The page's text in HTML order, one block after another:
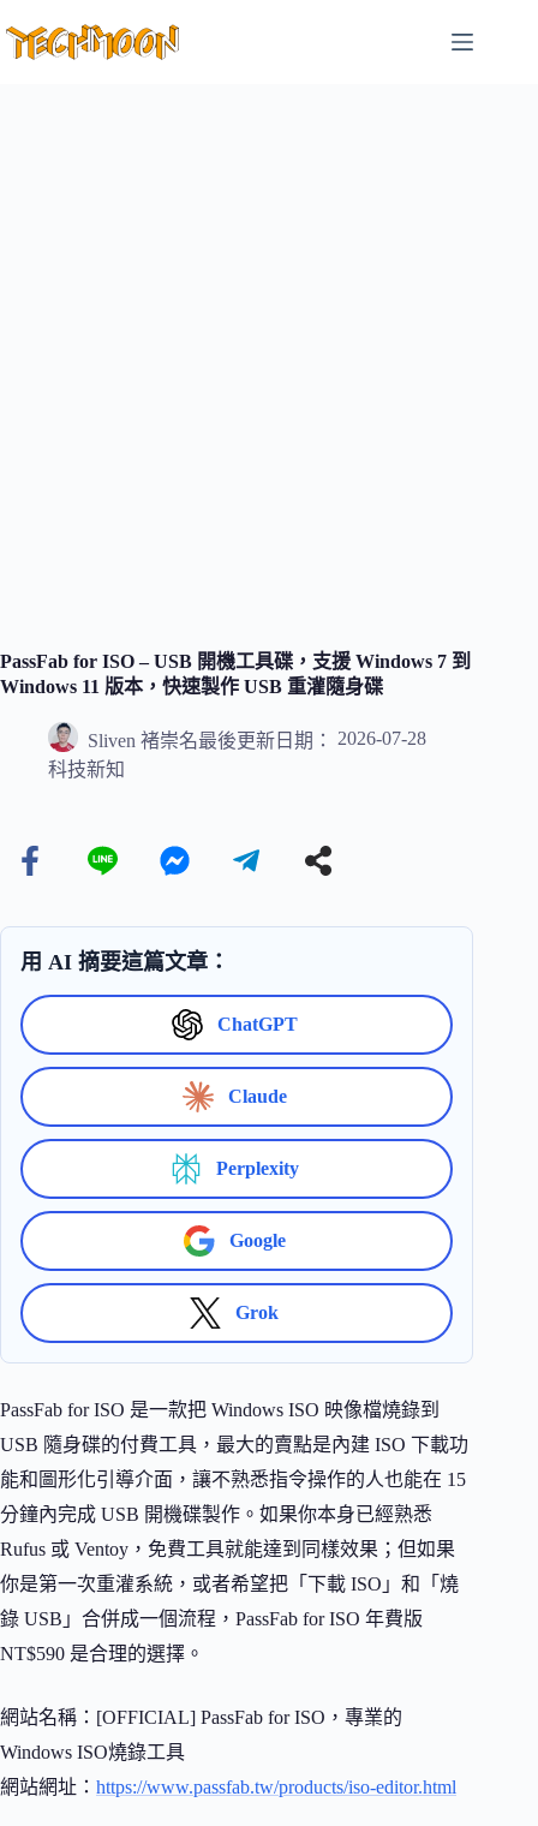
至
PassFab for ISO – USB 開機工具碟，支援 Windows 7 到
Windows 11 版本，快速製作 USB 重灌隨身碟
Sliven 褚崇名最後更新日期：
2026-07-28
科技新知
用 AI 摘要這篇文章：
ChatGPT
Claude
Perplexity
Google
Grok
PassFab for ISO 是一款把 Windows ISO 映像檔燒錄到
USB 隨身碟的付費工具，最大的賣點是內建 ISO 下載功
能和圖形化引導介面，讓不熟悉指令操作的人也能在 15
分鐘內完成 USB 開機碟製作。如果你本身已經熟悉
Rufus 或 Ventoy，免費工具就能達到同樣效果；但如果
你是第一次重灌系統，或者希望把「下載 ISO」和「燒
錄 USB」合併成一個流程，PassFab for ISO 年費版
NT$590 是合理的選擇。
網站名稱：[OFFICIAL] PassFab for ISO，專業的
Windows ISO燒錄工具
網站網址： https://www.passfab.tw/products/iso-editor.html